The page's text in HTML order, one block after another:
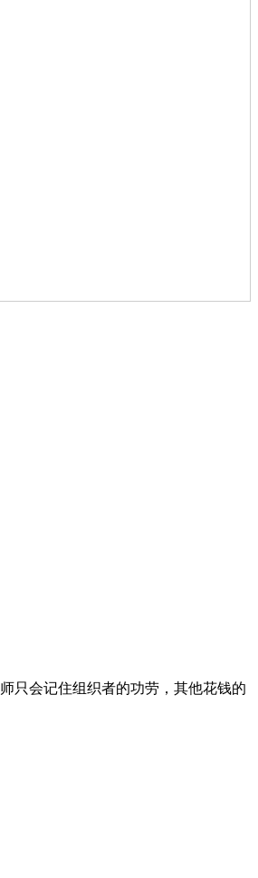
只会记住组织者的功劳，其他花钱的